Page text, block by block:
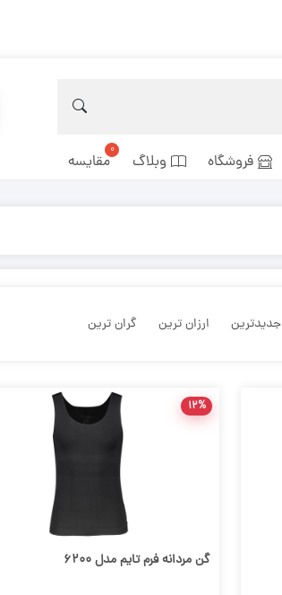
فروشگاه وبلاگ مقایسه
جدیدترین ارزان ترین گران ترین
۱۲%
گن مردانه فرم تایم مدل ۶۲۰۰